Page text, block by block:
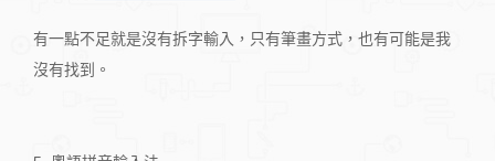
有一點不足就是沒有拆字輸入，只有筆畫方式，也有可能是我
沒有找到。